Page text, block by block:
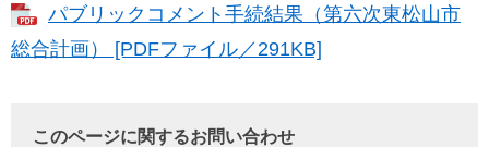
パブリックコメント手続結果（第六次東松山市
総合計画） [PDFファイル／291KB]
このページに関するお問い合わせ